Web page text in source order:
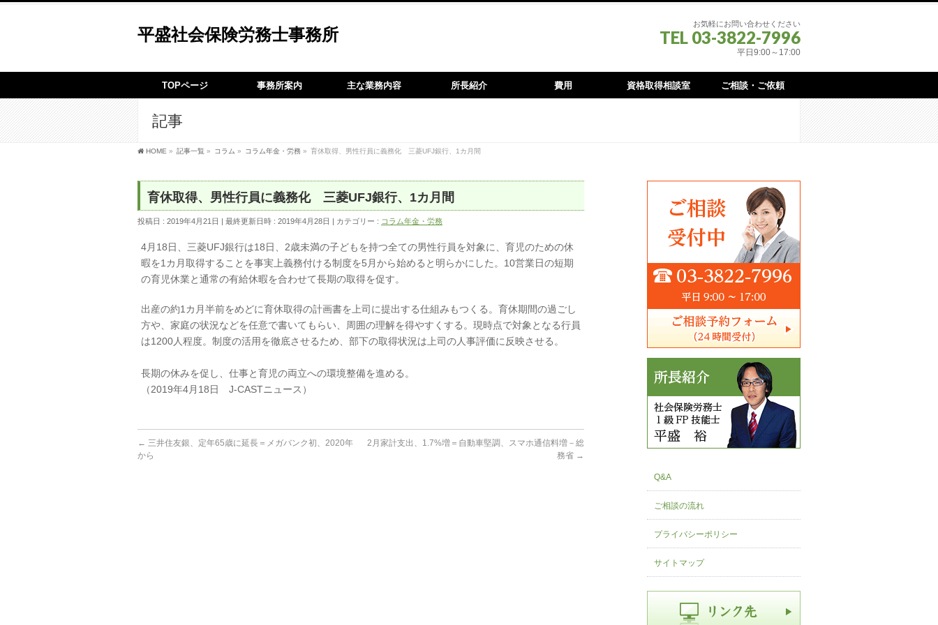
平盛社会保険労務士事務所
お気軽にお問い合わせください
TEL 03-3822-7996
平日9:00～17:00
TOPページ 事務所案内 主な業務内容 所長紹介 費用 資格取得相談室 ご相談・ご依頼
記事
HOME » 記事一覧 » コラム » コラム年金・労務 » 育休取得、男性行員に義務化 三菱UFJ銀行、1カ月間
育休取得、男性行員に義務化 三菱UFJ銀行、1カ月間
投稿日 : 2019年4月21日 最終更新日時 : 2019年4月28日 カテゴリー : コラム年金・労務
4月18日、三菱UFJ銀行は18日、2歳未満の子どもを持つ全ての男性行員を対象に、育児のための休
暇を1カ月取得することを事実上義務付ける制度を5月から始めると明らかにした。10営業日の短期
の育児休業と通常の有給休暇を合わせて長期の取得を促す。
出産の約1カ月半前をめどに育休取得の計画書を上司に提出する仕組みもつくる。育休期間の過ごし
方や、家庭の状況などを任意で書いてもらい、周囲の理解を得やすくする。現時点で対象となる行員
は1200人程度。制度の活用を徹底させるため、部下の取得状況は上司の人事評価に反映させる。
長期の休みを促し、仕事と育児の両立への環境整備を進める。
（2019年4月18日 J-CASTニュース）
← 三井住友銀、定年65歳に延長＝メガバンク初、2020年
から
2月家計支出、1.7%増＝自動車堅調、スマホ通信料増－総
務省 →
Q&A
ご相談の流れ
プライバシーポリシー
サイトマップ